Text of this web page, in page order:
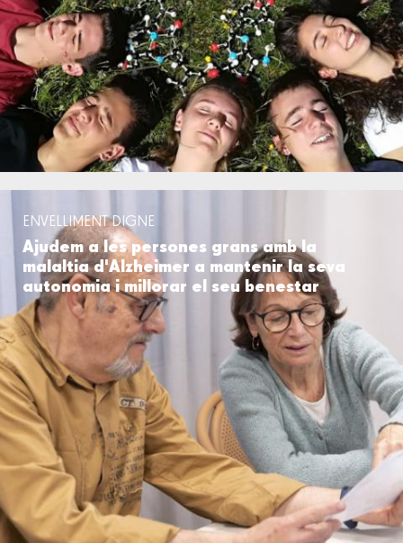
ENVELLIMENT DIGNE
Ajudem a les persones grans amb la
malaltia d'Alzheimer a mantenir la seva
autonomia i millorar el seu benestar